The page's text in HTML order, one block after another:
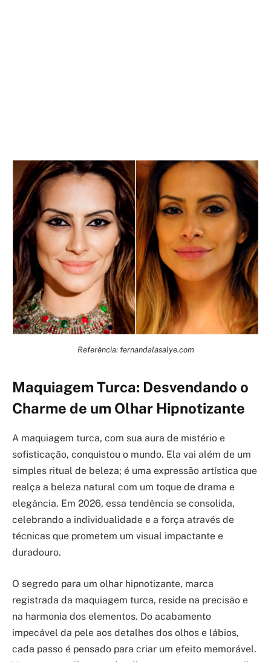
Referência: fernandalasalye.com
Maquiagem Turca: Desvendando o
Charme de um Olhar Hipnotizante
A maquiagem turca, com sua aura de mistério e
sofisticação, conquistou o mundo. Ela vai além de um
simples ritual de beleza; é uma expressão artística que
realça a beleza natural com um toque de drama e
elegância. Em 2026, essa tendência se consolida,
celebrando a individualidade e a força através de
técnicas que prometem um visual impactante e
duradouro.
O segredo para um olhar hipnotizante, marca
registrada da maquiagem turca, reside na precisão e
na harmonia dos elementos. Do acabamento
impecável da pele aos detalhes dos olhos e lábios,
cada passo é pensado para criar um efeito memorável.